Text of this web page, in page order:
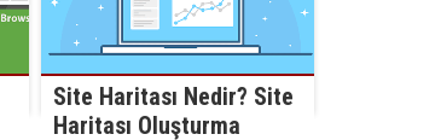
Site Haritası Nedir? Site
Haritası Oluşturma